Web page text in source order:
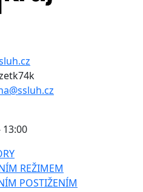
REŽIMEM
POSTIŽENÍM